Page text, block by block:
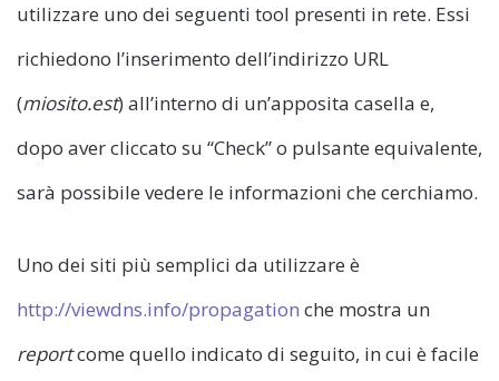
utilizzare uno dei seguenti tool presenti in rete. Essi
richiedono l’inserimento dell’indirizzo URL
(miosito.est) all’interno di un’apposita casella e,
dopo aver cliccato su “Check” o pulsante equivalente,
sarà possibile vedere le informazioni che cerchiamo.
Uno dei siti più semplici da utilizzare è
http://viewdns.info/propagation che mostra un
reportcome quello indicato di seguito, in cui è facile